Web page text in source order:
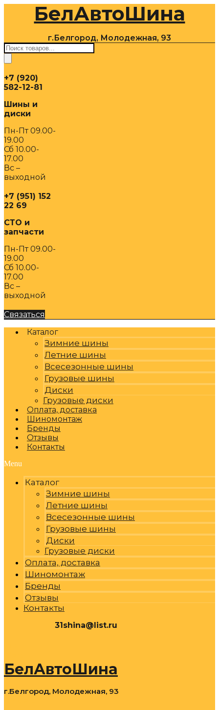
содержимомуБелАвтоШина
г.Белгород, Молодежная, 93
Поиск
товаров
+7 (920)
582-12-81
Шины и
диски
Пн-Пт 09.00-
19.00
Сб 10.00-
17.00
Вс –
выходной
+7 (951) 152
22 69
СТО и
запчасти
Пн-Пт 09.00-
19.00
Сб 10.00-
17.00
Вс –
выходной
Связаться
Каталог
Зимние шины
Летние шины
Всесезонные шины
Грузовые шины
Диски
Грузовые диски
Оплата, доставка
Шиномонтаж
Бренды
Отзывы
Контакты
Menu
Каталог
Зимние шины
Летние шины
Всесезонные шины
Грузовые шины
Диски
Грузовые диски
Оплата, доставка
Шиномонтаж
Бренды
Отзывы
Контакты
31shina@list.ru
БелАвтоШина
г.Белгород, Молодежная, 93